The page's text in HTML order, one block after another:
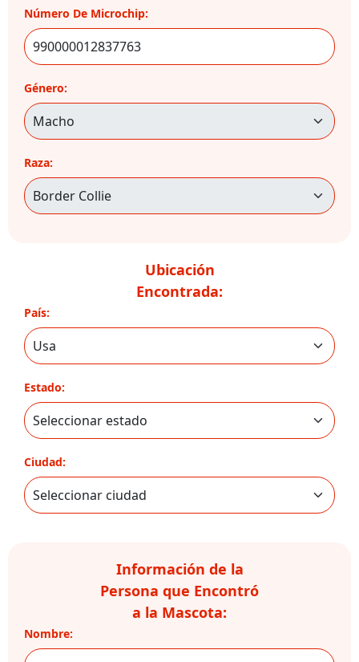
Número De Microchip:
Género:
Raza:
Ubicación
Encontrada:
País:
Estado:
Ciudad:
Información de la
Persona que Encontró
a la Mascota:
Nombre: